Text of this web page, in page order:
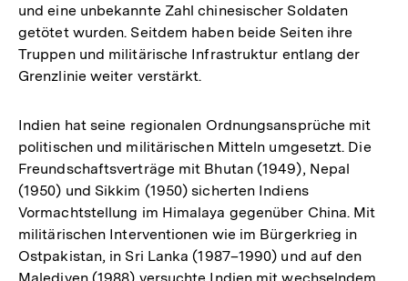
und eine unbekannte Zahl chinesischer Soldaten
getötet wurden. Seitdem haben beide Seiten ihre
Truppen und militärische Infrastruktur entlang der
Grenzlinie weiter verstärkt.
Indien hat seine regionalen Ordnungsansprüche mit
politischen und militärischen Mitteln umgesetzt. Die
Freundschaftsverträge mit Bhutan (1949), Nepal
(1950) und Sikkim (1950) sicherten Indiens
Vormachtstellung im Himalaya gegenüber China. Mit
militärischen Interventionen wie im Bürgerkrieg in
Ostpakistan, in Sri Lanka (1987–1990) und auf den
Malediven (1988) versuchte Indien mit wechselndem